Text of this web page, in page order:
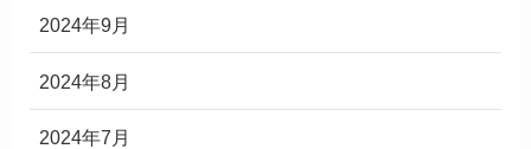
2024年9月
2024年8月
2024年7月